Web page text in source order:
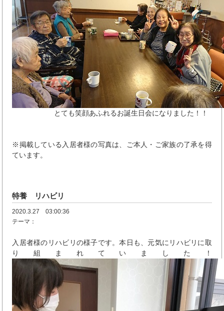
とても笑顔あふれるお誕生日会になりました！！
※掲載している入居者様の写真は、ご本人・ご家族の了承を得
ています。
特養 リハビリ
2020.3.27 03:00:36
テーマ：
入居者様のリハビリの様子です。本日も、元気にリハビリに取
り組まれていました！